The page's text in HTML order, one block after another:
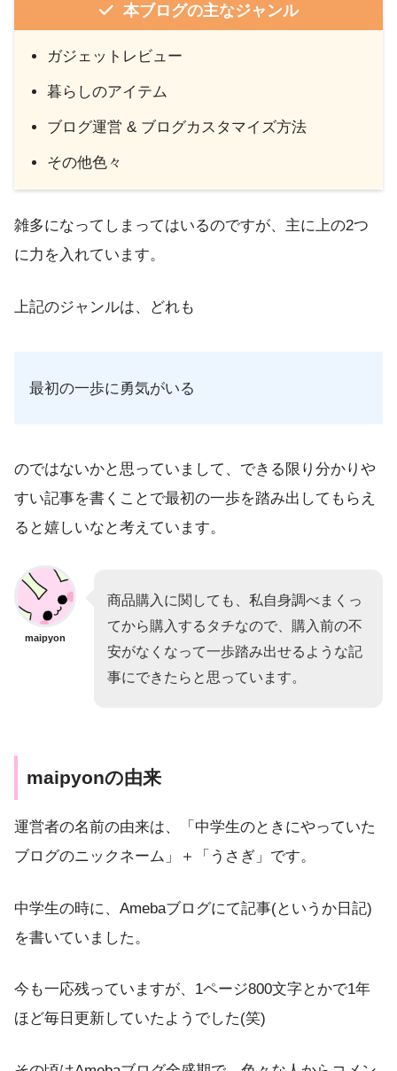
本ブログの主なジャンル
ガジェットレビュー
暮らしのアイテム
ブログ運営 & ブログカスタマイズ方法
その他色々
雑多になってしまってはいるのですが、主に上の2つ
に力を入れています。
上記のジャンルは、どれも
最初の一歩に勇気がいる
のではないかと思っていまして、できる限り分かりや
すい記事を書くことで最初の一歩を踏み出してもらえ
ると嬉しいなと考えています。
maipyon
商品購入に関しても、私自身調べまくっ
てから購入するタチなので、購入前の不
安がなくなって一歩踏み出せるような記
事にできたらと思っています。
maipyonの由来
運営者の名前の由来は、「中学生のときにやっていた
ブログのニックネーム」＋「うさぎ」です。
中学生の時に、Amebaブログにて記事(というか日記)
を書いていました。
今も一応残っていますが、1ページ800文字とかで1年
ほど毎日更新していたようでした(笑)